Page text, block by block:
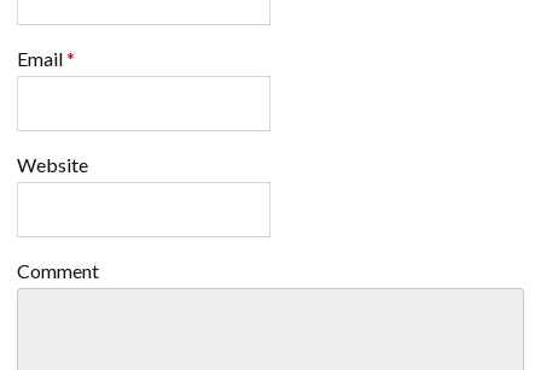
Email*
Website
Comment